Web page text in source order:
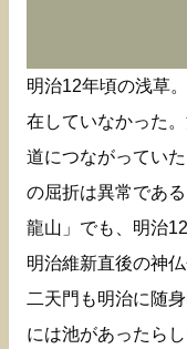
明治12年頃の浅草
在していなかった
道につながってい
の屈折は異常であ
龍山」でも、明治
明治維新直後の神
二天門も明治に随
には池があったら